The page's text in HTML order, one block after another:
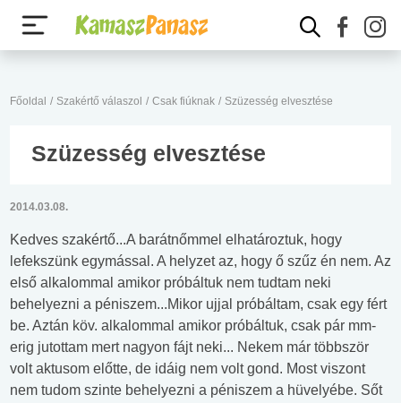
Főoldal / Szakértő válaszol / Csak fiúknak / Szüzesség elvesztése
Szüzesség elvesztése
2014.03.08.
Kedves szakértő...A barátnőmmel elhatároztuk, hogy
lefekszünk egymással. A helyzet az, hogy ő szűz én nem. Az
első alkalommal amikor próbáltuk nem tudtam neki
behelyezni a péniszem...Mikor ujjal próbáltam, csak egy fért
be. Aztán köv. alkalommal amikor próbáltuk, csak pár mm-
erig jutottam mert nagyon fájt neki... Nekem már többször
volt aktusom előtte, de idáig nem volt gond. Most viszont
nem tudom szinte behelyezni a péniszem a hüvelyébe. Sőt